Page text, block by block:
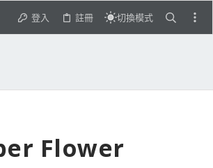
登入 註冊 切換模式
Flower